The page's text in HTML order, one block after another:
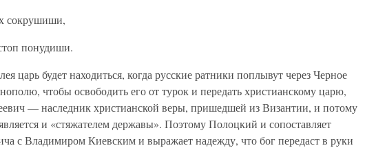
сокрушиши,
понудиши.
царь будет находиться, когда русские ратники поплывут через Черное
чтобы освободить его от турок и передать христианскому царю,
— наследник христианской веры, пришедшей из Византии, и потому
и «стяжателем державы». Поэтому Полоцкий и сопоставляет
с Владимиром Киевским и выражает надежду, что бог передаст в руки